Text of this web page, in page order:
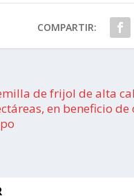
COMPARTIR:
de frijol de alta
en beneficio de